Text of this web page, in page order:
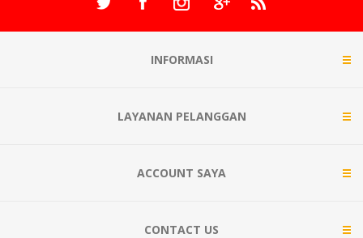
INFORMASI
LAYANAN PELANGGAN
ACCOUNT SAYA
CONTACT US